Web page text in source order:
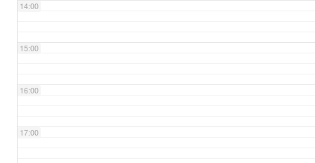
14:00
15:00
16:00
17:00